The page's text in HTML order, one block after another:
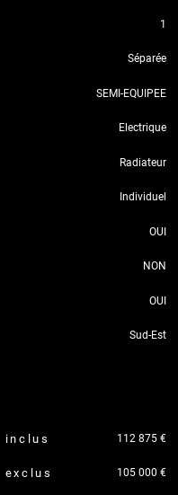
1
Séparée
SEMI-EQUIPEE
Electrique
Radiateur
Individuel
OUI
NON
OUI
Sud-Est
inclus 112 875 €
exclus 105 000 €